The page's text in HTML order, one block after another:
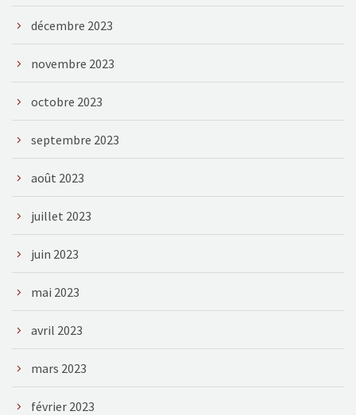
décembre 2023
novembre 2023
octobre 2023
septembre 2023
août 2023
juillet 2023
juin 2023
mai 2023
avril 2023
mars 2023
février 2023